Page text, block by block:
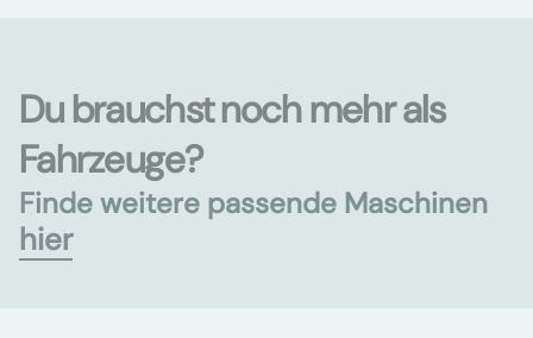
Du brauchst noch mehr als
Fahrzeuge?
Finde weitere passende Maschinen
hier